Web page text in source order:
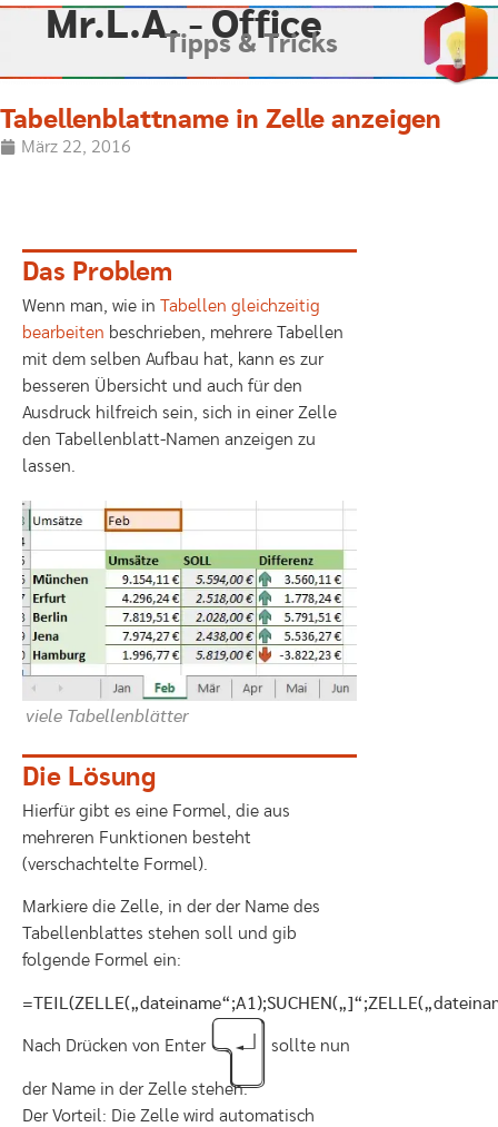
Mr.L.A. - Office
Tipps & Tricks
Tabellenblattname in Zelle anzeigen
März 22, 2016
Das Problem
Wenn man, wie in Tabellen gleichzeitig
bearbeiten beschrieben, mehrere Tabellen
mit dem selben Aufbau hat, kann es zur
besseren Übersicht und auch für den
Ausdruck hilfreich sein, sich in einer Zelle
den Tabellenblatt-Namen anzeigen zu
lassen.
viele Tabellenblätter
Die Lösung
Hierfür gibt es eine Formel, die aus
mehreren Funktionen besteht
(verschachtelte Formel).
Markiere die Zelle, in der der Name des
Tabellenblattes stehen soll und gib
folgende Formel ein:
Nach Drücken von Enter L sollte nun
der Name in der Zelle stehen.
Der Vorteil: Die Zelle wird automatisch